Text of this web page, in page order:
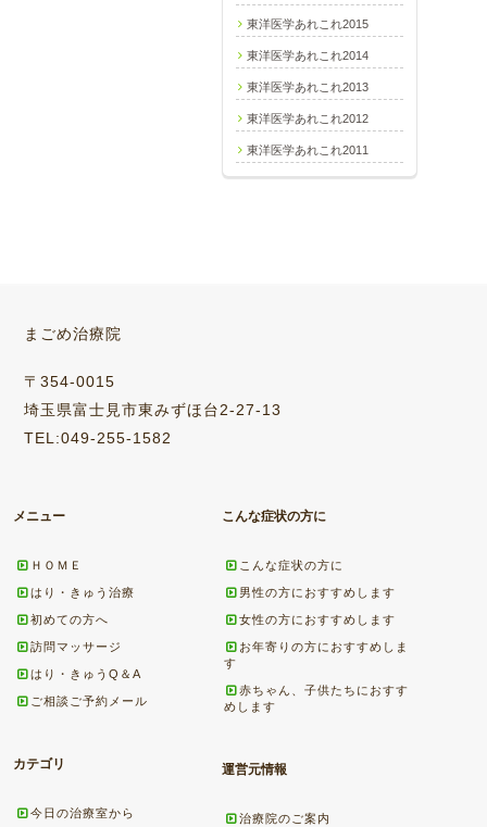
東洋医学あれこれ2015
東洋医学あれこれ2014
東洋医学あれこれ2013
東洋医学あれこれ2012
東洋医学あれこれ2011
まごめ治療院
〒354-0015
埼玉県富士見市東みずほ台2-27-13
TEL:049-255-1582
メニュー
ＨＯＭＥ
はり・きゅう治療
初めての方へ
訪問マッサージ
はり・きゅうQ＆A
ご相談ご予約メール
こんな症状の方に
こんな症状の方に
男性の方におすすめします
女性の方におすすめします
お年寄りの方におすすめしま
す
赤ちゃん、子供たちにおすす
めします
カテゴリ
今日の治療室から
運営元情報
治療院のご案内